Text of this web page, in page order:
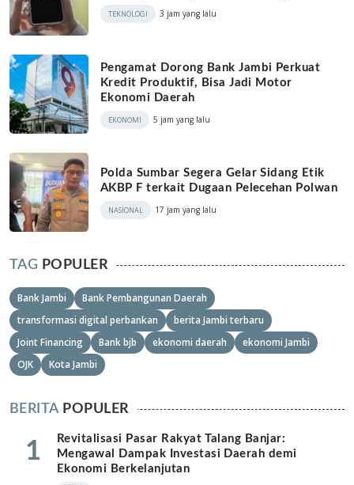
TEKNOLOGI 3 jam yang lalu
Pengamat Dorong Bank Jambi Perkuat
Kredit Produktif, Bisa Jadi Motor
Ekonomi Daerah
EKONOMI 5 jam yang lalu
Polda Sumbar Segera Gelar Sidang Etik
AKBP F terkait Dugaan Pelecehan Polwan
NASIONAL 17 jam yang lalu
TAG POPULER
Bank Jambi
Bank Pembangunan Daerah
transformasi digital perbankan
berita Jambi terbaru
Joint Financing
Bank bjb ekonomi daerah
ekonomi Jambi
OJK
Kota Jambi
BERITAPOPULER
1
Revitalisasi Pasar Rakyat Talang Banjar:
Mengawal Dampak Investasi Daerah demi
Ekonomi Berkelanjutan